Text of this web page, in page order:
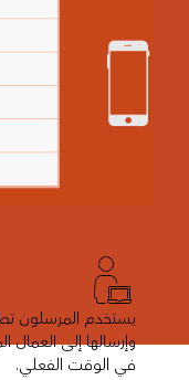
يستخدم المرسلون
وإرسالها إلى العمال
في الوقت الفعلي.